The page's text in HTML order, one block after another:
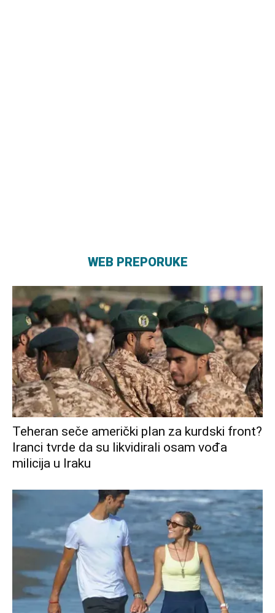
WEB PREPORUKE
Teheran seče američki plan za kurdski front?
Iranci tvrde da su likvidirali osam vođa
milicija u Iraku